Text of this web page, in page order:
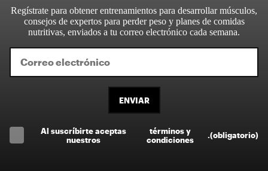
Regístrate para obtener entrenamientos para desarrollar músculos,
consejos de expertos para perder peso y planes de comidas
nutritivas, enviados a tu correo electrónico cada semana.
ENVIAR
Al suscríbirte aceptas
nuestros
términos y
condiciones
.(obligatorio)